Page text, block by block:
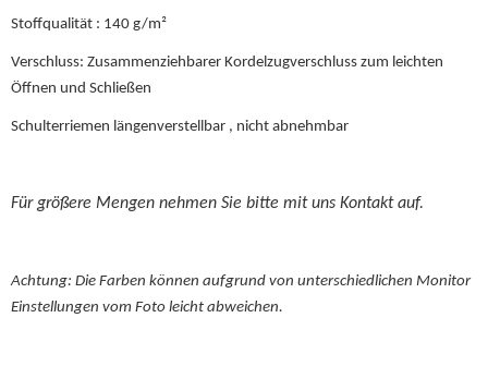
Stoffqualität : 140 g/m²
Verschluss: Zusammenziehbarer Kordelzugverschluss zum leichten
Öffnen und Schließen
Schulterriemen längenverstellbar , nicht abnehmbar
Für größere Mengen nehmen Sie bitte mit uns Kontakt auf.
Achtung: Die Farben können aufgrund von unterschiedlichen Monitor
Einstellungen vom Foto leicht abweichen.